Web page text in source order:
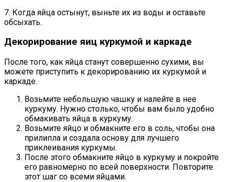
7. Когда яйца остынут, выньте их из воды и оставьте
обсыхать.
Декорирование яиц куркумой и каркаде
После того, как яйца станут совершенно сухими, вы
можете приступить к декорированию их куркумой и
каркаде.
Возьмите небольшую чашку и налейте в нее
куркуму. Нужно столько, чтобы вам было удобно
обмакивать яйца в куркуму.
Возьмите яйцо и обмакните его в соль, чтобы она
прилипла и создала основу для лучшего
приклеивания куркумы.
После этого обмакните яйцо в куркуму и покройте
его равномерно по всей поверхности. Повторите
этот шаг со всеми яйцами.